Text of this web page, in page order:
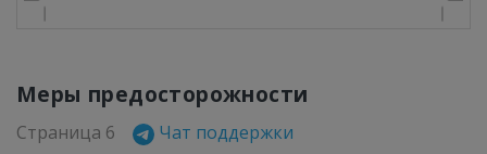
Меры предосторожности
Страница 6 Чат поддержки